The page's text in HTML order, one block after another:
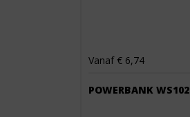
Vanaf € 6,74
POWERBANK WS102